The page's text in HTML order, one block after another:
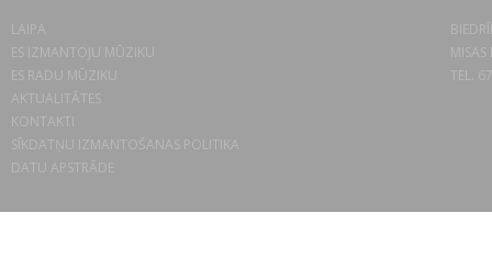
LAIPA
ES IZMANTOJU MŪZIKU
ES RADU MŪZIKU
AKTUALITĀTES
KONTAKTI
SĪKDATŅU IZMANTOŠANAS POLITIKA
DATU APSTRĀDE
TEL.